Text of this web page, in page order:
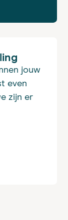
jouw
even
zijn er